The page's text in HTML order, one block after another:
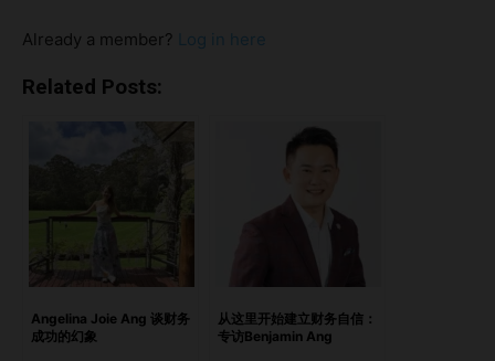
的动机3. 储蓄：在匮乏与“漏出”之间找到平衡4. 投资：参与就
实转变金钱观念塑造行为模式 重新定义五种金钱信念 Gail 将
响，而这些信念往往阻碍了我们的成长。以下是她的分析： 1.
赚钱：超越薪资的自我价值 Gail 挑战了两种根深蒂固的观
念：“钱必须靠努力和辛苦挣来”以及“自我推销是不体面的”。
“即便我拥有顶尖商学院的荣誉学位、华尔街的工作经验、童
年成长也相对平顺，我依然在金钱处理上非常吃力，直到我掌
握并重写了那些主导我情绪、决策和习惯的金钱信念。” 完成
这项内在转变之后，她不仅提升了教练费用，也更加认同自己
在家庭中“首席投资官”的角色。 2. 花钱：了解你购买背后的动
Already a member? Log in here
Related Posts:
Angelina Joie Ang 谈财务
成功的幻象
从这里开始建立财务自信：
专访Benjamin Ang